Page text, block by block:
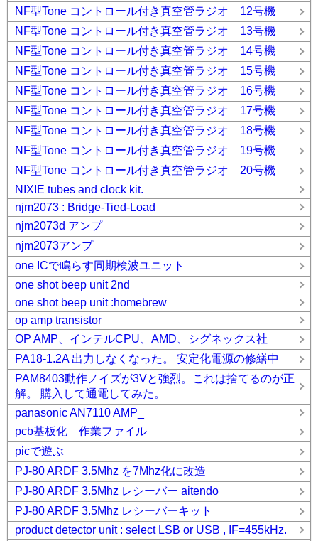
NF型Tone コントロール付き真空管ラジオ 12号機
NF型Tone コントロール付き真空管ラジオ 13号機
NF型Tone コントロール付き真空管ラジオ 14号機
NF型Tone コントロール付き真空管ラジオ 15号機
NF型Tone コントロール付き真空管ラジオ 16号機
NF型Tone コントロール付き真空管ラジオ 17号機
NF型Tone コントロール付き真空管ラジオ 18号機
NF型Tone コントロール付き真空管ラジオ 19号機
NF型Tone コントロール付き真空管ラジオ 20号機
NIXIE tubes and clock kit.
njm2073 : Bridge-Tied-Load
njm2073d アンプ
njm2073アンプ
one ICで鳴らす同期検波ユニット
one shot beep unit 2nd
one shot beep unit :homebrew
op amp transistor
OP AMP、インテルCPU、AMD、シグネックス社
PA18-1.2A 出力しなくなった。 安定化電源の修繕中
PAM8403動作ノイズが3Vと強烈。これは捨てるのが正
解。 購入して通電してみた。
panasonic AN7110 AMP_
pcb基板化 作業ファイル
picで遊ぶ
PJ-80 ARDF 3.5Mhz を7Mhz化に改造
PJ-80 ARDF 3.5Mhz レシーバー aitendo
PJ-80 ARDF 3.5Mhz レシーバーキット
product detector unit : select LSB or USB , IF=455kHz.